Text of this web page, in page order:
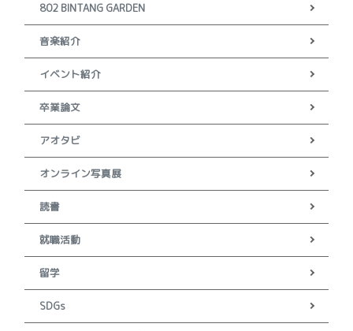
802 BINTANG GARDEN
音楽紹介
イベント紹介
卒業論文
アオタビ
オンライン写真展
読書
就職活動
留学
SDGs